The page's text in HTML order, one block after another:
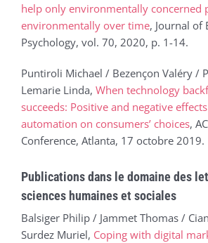
help only environmentally concerned
environmentally over time, Journal of
Psychology, vol. 70, 2020, p. 1-14.
Puntiroli Michael / Bezençon Valéry /
Lemarie Linda, When technology
succeeds: Positive and negative
automation on consumers’ choices,
Conference, Atlanta, 17 octobre 2019.
Publications dans le domaine des
sciences humaines et sociales
Balsiger Philip / Jammet Thomas /
Surdez Muriel, Coping with digital